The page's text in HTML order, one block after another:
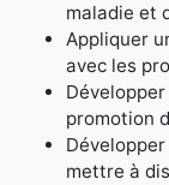
maladie et
Appliquer
avec les
promotion
mettre à